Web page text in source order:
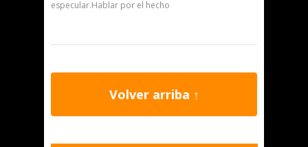
especular.Hablar por el hecho
Volver arriba ↑